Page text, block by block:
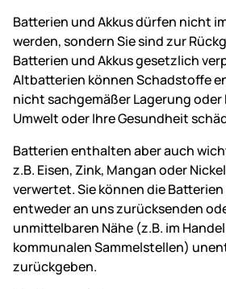
Batterien und Akkus dürfen nicht
werden, sondern Sie sind zur
Batterien und Akkus gesetzlich
Altbatterien können Schadstoffe
nicht sachgemäßer Lagerung
Umwelt oder Ihre Gesundheit
Batterien enthalten aber auch
z.B. Eisen, Zink, Mangan oder
verwertet. Sie können die
entweder an uns zurücksenden
unmittelbaren Nähe (z.B. im
kommunalen Sammelstellen)
zurückgeben.